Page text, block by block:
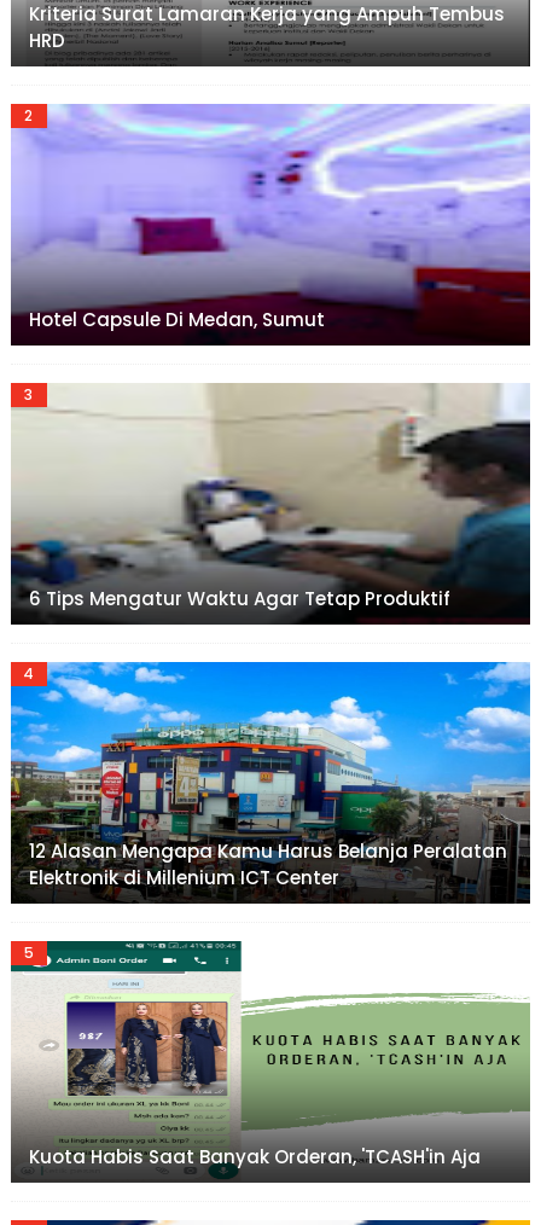
Kriteria Surat Lamaran Kerja yang Ampuh Tembus
HRD
Hotel Capsule Di Medan, Sumut
6 Tips Mengatur Waktu Agar Tetap Produktif
12 Alasan Mengapa Kamu Harus Belanja Peralatan
Elektronik di Millenium ICT Center
Kuota Habis Saat Banyak Orderan, 'TCASH'in Aja